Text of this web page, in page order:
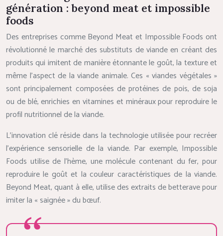
génération : beyond meat et impossible
foods
Des entreprises comme Beyond Meat et Impossible Foods ont
révolutionné le marché des substituts de viande en créant des
produits qui imitent de manière étonnante le goût, la texture et
même l’aspect de la viande animale. Ces « viandes végétales »
sont principalement composées de protéines de pois, de soja
ou de blé, enrichies en vitamines et minéraux pour reproduire le
profil nutritionnel de la viande.
L’innovation clé réside dans la technologie utilisée pour recréer
l’expérience sensorielle de la viande. Par exemple, Impossible
Foods utilise de l’hème, une molécule contenant du fer, pour
reproduire le goût et la couleur caractéristiques de la viande.
Beyond Meat, quant à elle, utilise des extraits de betterave pour
imiter la « saignée » du bœuf.